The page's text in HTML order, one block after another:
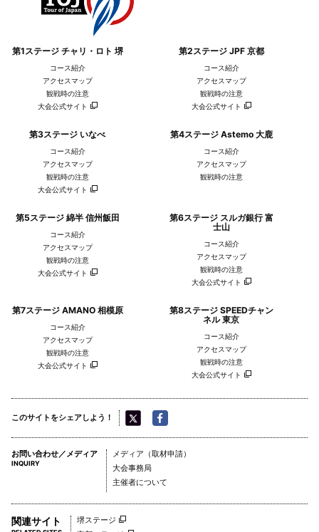
第1ステージ チャリ・ロト 堺
コース紹介
アクセスマップ
観戦時の注意
大会公式サイト
第2ステージ JPF 京都
コース紹介
アクセスマップ
観戦時の注意
大会公式サイト
第3ステージ いなべ
コース紹介
アクセスマップ
観戦時の注意
大会公式サイト
第4ステージ Astemo 大鹿
コース紹介
アクセスマップ
観戦時の注意
第5ステージ 綿半 信州飯田
コース紹介
アクセスマップ
観戦時の注意
大会公式サイト
第6ステージ スルガ銀行 富
士山
コース紹介
アクセスマップ
観戦時の注意
大会公式サイト
第7ステージ AMANO 相模原
コース紹介
アクセスマップ
観戦時の注意
大会公式サイト
第8ステージ SPEEDチャン
ネル 東京
コース紹介
アクセスマップ
観戦時の注意
大会公式サイト
このサイトをシェアしよう！
お問い合わせ／メディア
INQUIRY
メディア（取材申請）
大会事務局
主催者について
関連サイト
堺ステージ